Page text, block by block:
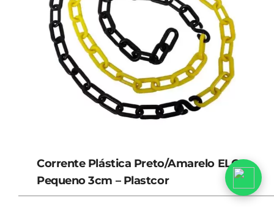
Corrente Plástica Preto/Amarelo ELO
Pequeno 3cm – Plastcor